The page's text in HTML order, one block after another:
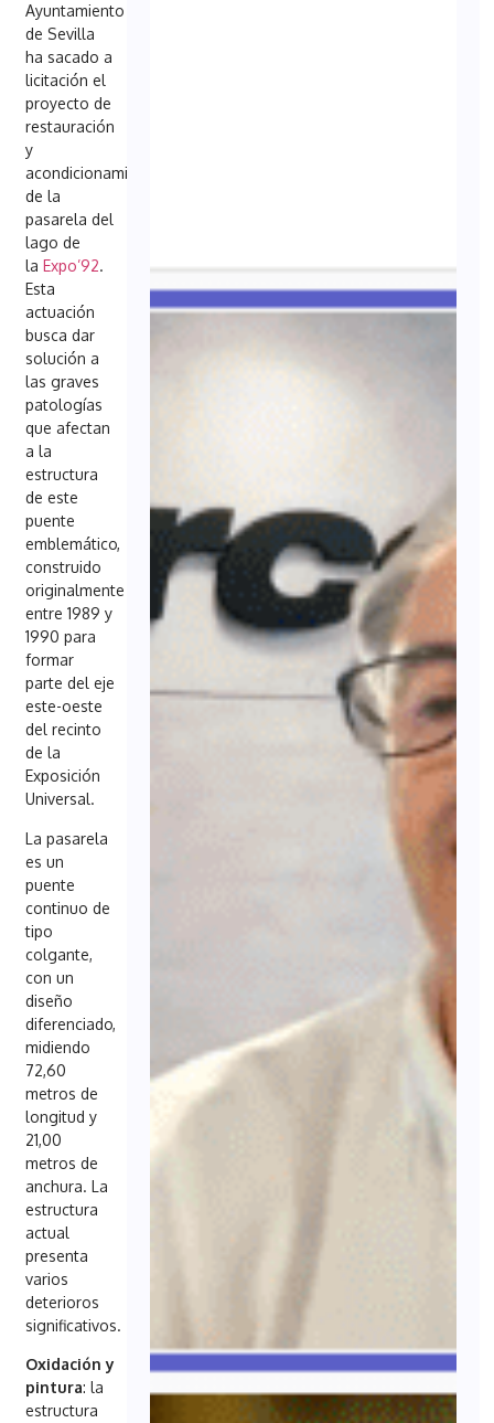
Ayuntamiento
de Sevilla
ha sacado a
licitación el
proyecto de
restauración
y
acondicionamiento
de la
pasarela del
lago de
la Expo’92.
Esta
actuación
busca dar
solución a
las graves
patologías
que afectan
a la
estructura
de este
puente
emblemático,
construido
originalmente
entre 1989 y
1990 para
formar
parte del eje
este-oeste
del recinto
de la
Exposición
Universal.
La pasarela
es un
puente
continuo de
tipo
colgante,
con un
diseño
diferenciado,
midiendo
72,60
metros de
longitud y
21,00
metros de
anchura. La
estructura
actual
presenta
varios
deterioros
significativos.
Oxidación y
pintura: la
estructura